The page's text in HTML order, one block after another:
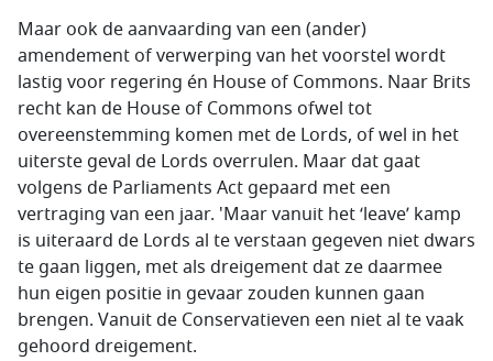
Maar ook de aanvaarding van een (ander)
amendement of verwerping van het voorstel wordt
lastig voor regering én House of Commons. Naar Brits
recht kan de House of Commons ofwel tot
overeenstemming komen met de Lords, of wel in het
uiterste geval de Lords overrulen. Maar dat gaat
volgens de Parliaments Act gepaard met een
vertraging van een jaar. 'Maar vanuit het ‘leave’ kamp
is uiteraard de Lords al te verstaan gegeven niet dwars
te gaan liggen, met als dreigement dat ze daarmee
hun eigen positie in gevaar zouden kunnen gaan
brengen. Vanuit de Conservatieven een niet al te vaak
gehoord dreigement.